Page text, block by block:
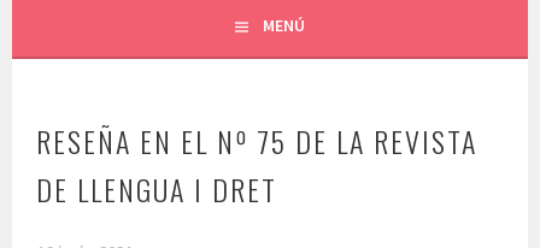
MENÚ
RESEÑA EN EL Nº 75 DE LA REVISTA
DE LLENGUA I DRET